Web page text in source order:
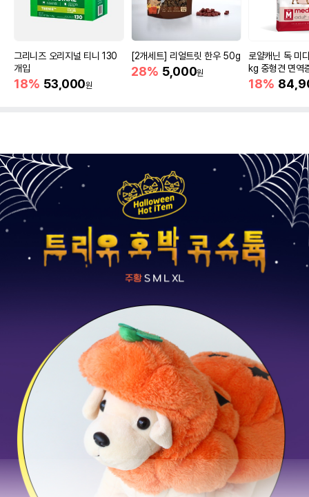
그리니즈 오리지널 티니 130
개입
18% 53,000원
[2개세트] 리얼트릿 한우 50g
28% 5,000원
로얄캐닌 독 미
kg 중형견 면역
18%